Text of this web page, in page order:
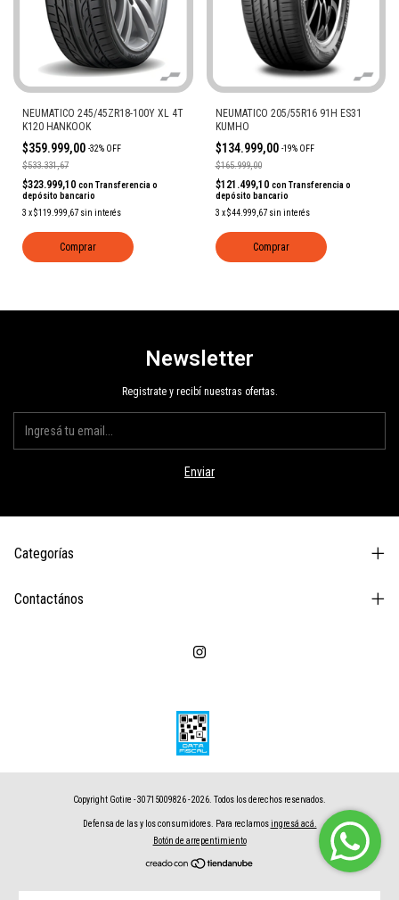
NEUMATICO 245/45ZR18-100Y XL 4T
K120 HANKOOK
$359.999,00 -32% OFF
$533.331,67
$323.999,10 con Transferencia o
depósito bancario
3 x$119.999,67 sin interés
Comprar
NEUMATICO 205/55R16 91H ES31
KUMHO
$134.999,00 -19% OFF
$165.999,00
$121.499,10 con Transferencia o
depósito bancario
3 x$44.999,67 sin interés
Comprar
Newsletter
Registrate y recibí nuestras ofertas.
Categorías
Contactános
Copyright Gotire - 30715009826 - 2026. Todos los derechos reservados.
Defensa de las y los consumidores. Para reclamos ingresá acá.
Botón de arrepentimiento